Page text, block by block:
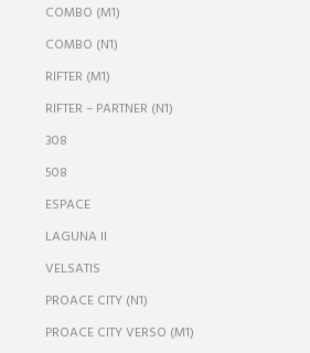
COMBO (M1)
COMBO (N1)
RIFTER (M1)
RIFTER – PARTNER (N1)
308
508
ESPACE
LAGUNA II
VELSATIS
PROACE CITY (N1)
PROACE CITY VERSO (M1)